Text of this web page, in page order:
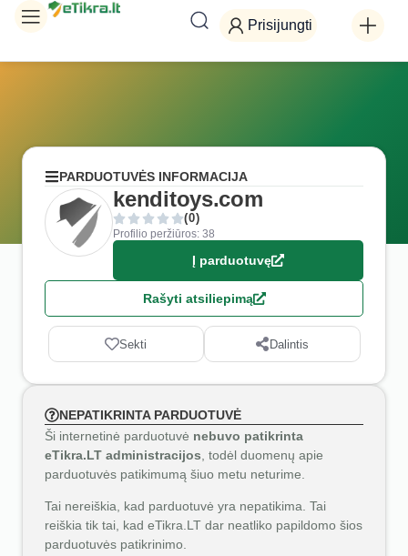
Prisijungti
PARDUOTUVĖS INFORMACIJA
kenditoys.com
(0)
Profilio peržiūros: 38
Į parduotuvę
Rašyti atsiliepimą
Sekti Dalintis
NEPATIKRINTA PARDUOTUVĖ
Ši internetinė parduotuvė nebuvo patikrinta
eTikra.LT administracijos , todėl duomenų apie
parduotuvės patikimumą šiuo metu neturime.
Tai nereiškia, kad parduotuvė yra nepatikima. Tai
reiškia tik tai, kad eTikra.LT dar neatliko papildomo šios
parduotuvės patikrinimo.